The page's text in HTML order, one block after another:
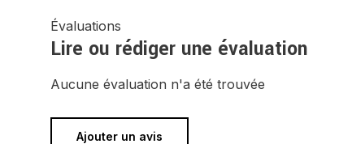
Évaluations
Lire ou rédiger une évaluation
Aucune évaluation n'a été trouvée
Ajouter un avis